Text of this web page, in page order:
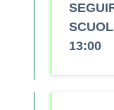
13:00